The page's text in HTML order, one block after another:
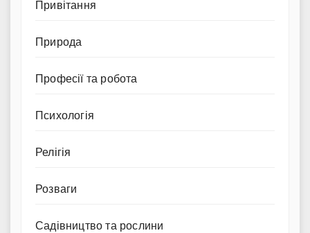
Привітання
Природа
Професії та робота
Психологія
Релігія
Розваги
Садівництво та рослини